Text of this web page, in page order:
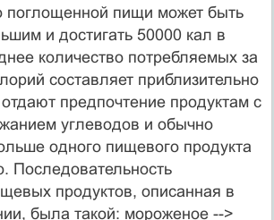
поглощенной пищи может быть
и достигать 50000 кал в
количество потребляемых за
составляет приблизительно
предпочтение продуктам с
углеводов и обычно
одного пищевого продукта
Последовательность
продуктов, описанная в
была такой: мороженое -->